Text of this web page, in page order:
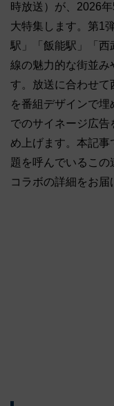
時放送）が、2026
大特集します。第1
駅」「飯能駅」「西
線の魅力的な街並み
す。放送に合わせて
を番組デザインで
でのサイネージ広
め上げます。本記
題を呼んでいるこの
コラボの詳細をお届